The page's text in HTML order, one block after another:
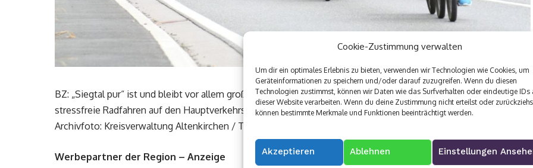
Cookie-Zustimmung verwalten
Um dir ein optimales Erlebnis zu bieten, verwenden wir Technologien wie Cookies, um
Geräteinformationen zu speichern und/oder darauf zuzugreifen. Wenn du diesen
Technologien zustimmst, können wir Daten wie das Surfverhalten oder eindeutige IDs
dieser Website verarbeiten. Wenn du deine Zustimmung nicht erteilst oder
können bestimmte Merkmale und Funktionen beeinträchtigt werden.
Akzeptieren Ablehnen Einstellungen
BZ: „Siegtal pur“ ist und bleibt vor allem großes Familienevent, Jung und Alt genießen an diesem Tag das
stressfreie Radfahren auf den Hauptverkehrsachsen.
Archivfoto: Kreisverwaltung Altenkirchen / Thorsten Stahl
Werbepartner der Region – Anzeige